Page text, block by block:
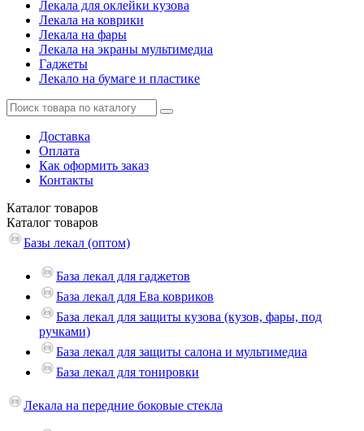
Лекала для оклейки кузова
Лекала на коврики
Лекала на фары
Лекала на экраны мультимедиа
Гаджеты
Лекало на бумаге и пластике
Доставка
Оплата
Как оформить заказ
Контакты
Каталог товаров
Каталог товаров
Базы лекал (оптом)
База лекал для гаджетов
База лекал для Ева ковриков
База лекал для защиты кузова (кузов, фары, под
ручками)
База лекал для защиты салона и мультимедиа
База лекал для тонировки
Лекала на передние боковые стекла